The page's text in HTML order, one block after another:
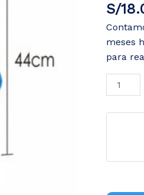
S/
meses
para
MANDIL